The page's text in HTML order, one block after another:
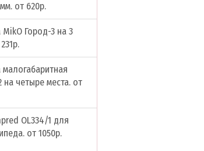
от 620р.
Город-3 на 3
на четыре места. от
OL334/1 для
от 1050р.